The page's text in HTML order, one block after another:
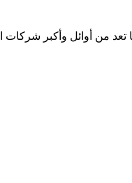
تعد من أوائل وأكبر